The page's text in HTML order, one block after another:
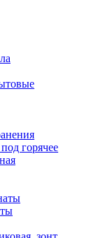
горячее